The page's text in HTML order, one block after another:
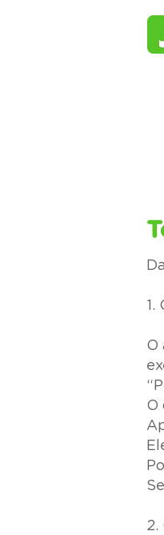
1.
O
O
2.